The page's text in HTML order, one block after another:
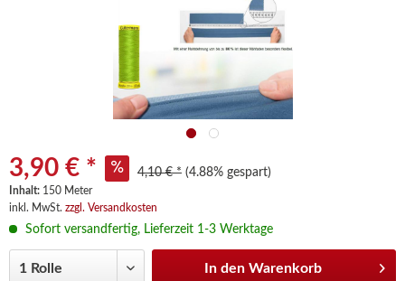
3,90 € * 4,10 € * (4.88% gespart)
Inhalt: 150 Meter
inkl. MwSt. zzgl. Versandkosten
Sofort versandfertig, Lieferzeit 1-3 Werktage
In den Warenkorb